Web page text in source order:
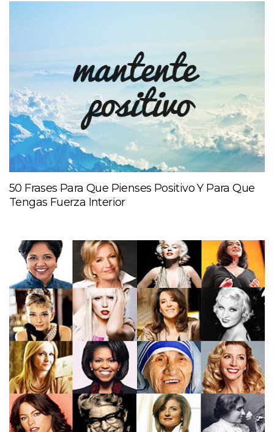
50 Frases Para Que Pienses Positivo Y Para Que
Tengas Fuerza Interior